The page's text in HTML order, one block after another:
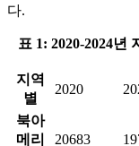
다.
표 1: 2020-2024년
지역
별
2020
북아
메리
20683